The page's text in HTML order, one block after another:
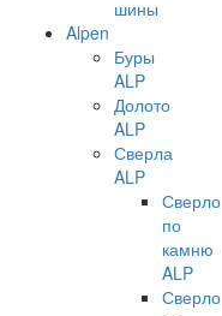
шины
Alpen
Буры
ALP
Долото
ALP
Сверла
ALP
Сверло
по
камню
ALP
Сверло